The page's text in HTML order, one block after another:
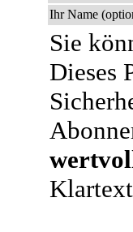
Ihr Name
Sie
Dieses